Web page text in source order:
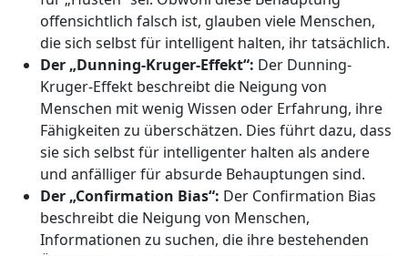
offensichtlich falsch ist, glauben viele Menschen,
die sich selbst für intelligent halten, ihr tatsächlich.
Der „Dunning-Kruger-Effekt“: Der Dunning-
Kruger-Effekt beschreibt die Neigung von
Menschen mit wenig Wissen oder Erfahrung, ihre
Fähigkeiten zu überschätzen. Dies führt dazu, dass
sie sich selbst für intelligenter halten als andere
und anfälliger für absurde Behauptungen sind.
Der „Confirmation Bias“: Der Confirmation Bias
beschreibt die Neigung von Menschen,
Informationen zu suchen, die ihre bestehenden